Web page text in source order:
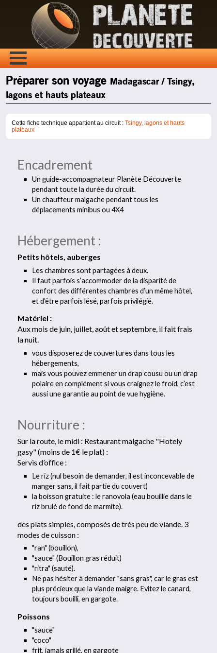
Préparer son voyage Madagascar / Tsingy,
lagons et hauts plateaux
Cette fiche technique appartient au circuit :Tsingy, lagons et hauts
plateaux
Encadrement
Un guide-accompagnateur Planète Découverte
pendant toute la durée du circuit.
Un chauffeur malgache pendant tous les
déplacements minibus ou 4X4
Hébergement :
Petits hôtels, auberges
Les chambres sont partagées à deux.
Il faut parfois s’accommoder de la disparité de
confort des différentes chambres d’un même hôtel,
et d’être parfois lésé, parfois privilégié.
Matériel :
Aux mois de juin, juillet, août et septembre, il fait frais
la nuit.
vous disposerez de couvertures dans tous les
hébergements,
mais vous pouvez emmener un drap cousu ou un drap
polaire en complément si vous craignez le froid, c’est
aussi une garantie au point de vue hygiène.
Nourriture :
Sur la route, le midi : Restaurant malgache "Hotely
gasy" (moins de 1€ le plat) :
Servis d’office :
Le riz (nul besoin de demander, il est inconcevable de
manger sans, il fait partie du couvert)
la boisson gratuite : le ranovola (eau bouillie dans le
riz brulé de fond de marmite).
des plats simples, composés de très peu de viande. 3
modes de cuisson :
"ran" (bouillon),
"sauce" (Bouillon gras réduit)
"ritra" (sauté).
Ne pas hésiter à demander "sans gras", car le gras est
plus précieux que la viande maigre. Evitez le canard,
toujours bouilli, en gargote.
Poissons
"sauce"
"coco"
frit, jamais grillé, en gargote